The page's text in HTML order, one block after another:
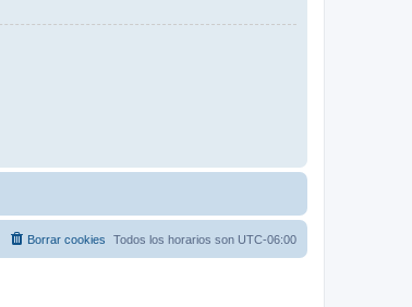
Todos los horarios son UTC-06:00
Borrar cookies